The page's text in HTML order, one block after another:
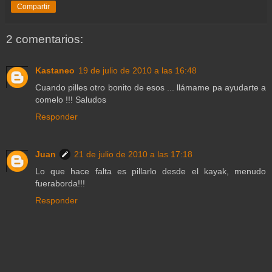
Compartir
2 comentarios:
Kastaneo 19 de julio de 2010 a las 16:48
Cuando pilles otro bonito de esos ... llámame pa ayudarte a
comelo !!! Saludos
Responder
Juan
21 de julio de 2010 a las 17:18
Lo que hace falta es pillarlo desde el kayak, menudo
fueraborda!!!
Responder